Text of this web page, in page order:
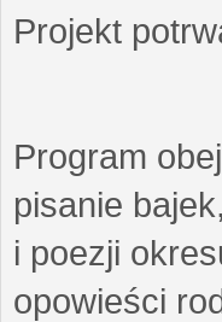
Projekt
Program
pisanie
i poezji
opowieści